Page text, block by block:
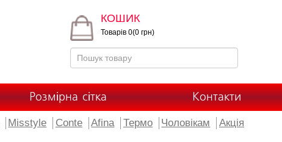
КОШИК
Товарів 0(0 грн)
Розмірна сітка Контакти
Misstyle Conte Afina Термо Чоловікам Акція